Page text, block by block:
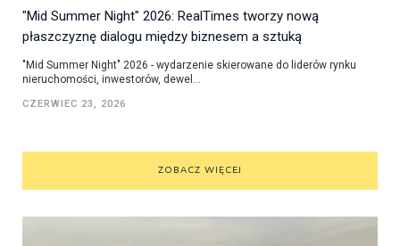
"Mid Summer Night" 2026: RealTimes tworzy nową
płaszczyznę dialogu między biznesem a sztuką
"Mid Summer Night" 2026 - wydarzenie skierowane do liderów rynku
nieruchomości, inwestorów, dewel...
CZERWIEC 23, 2026
ZOBACZ WIĘCEJ